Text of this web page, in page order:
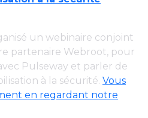
un webinaire conjoint
partenaire Webroot, pour
Pulseway et parler de
à la sécurité. Vous
en regardant notre